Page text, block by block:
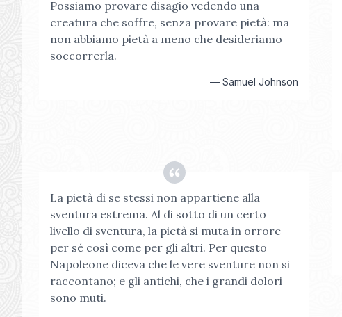
Possiamo provare disagio vedendo una
creatura che soffre, senza provare pietà: ma
non abbiamo pietà a meno che desideriamo
soccorrerla.
—Samuel Johnson
La pietà di se stessi non appartiene alla
sventura estrema. Al di sotto di un certo
livello di sventura, la pietà si muta in orrore
per sé così come per gli altri. Per questo
Napoleone diceva che le vere sventure non si
raccontano; e gli antichi, che i grandi dolori
sono muti.